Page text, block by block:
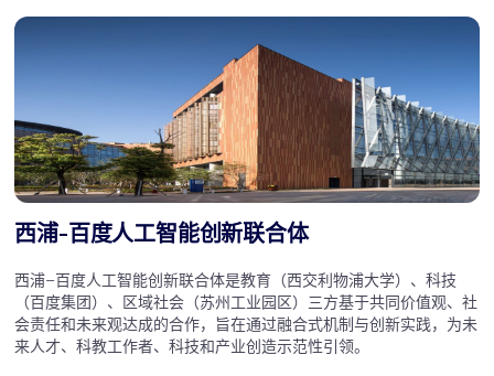
西浦-百度人工智能创新联合体
西浦–百度人工智能创新联合体是教育（西交利物浦大学）、科技
（百度集团）、区域社会（苏州工业园区）三方基于共同价值观、社
会责任和未来观达成的合作，旨在通过融合式机制与创新实践，为未
来人才、科教工作者、科技和产业创造示范性引领。